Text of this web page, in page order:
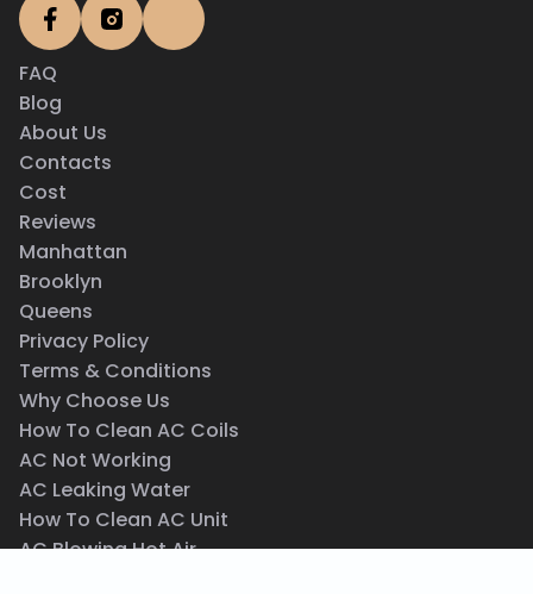
FAQ
Blog
About Us
Contacts
Cost
Reviews
Manhattan
Brooklyn
Queens
Privacy Policy
Terms & Conditions
Why Choose Us
How To Clean AC Coils
AC Not Working
AC Leaking Water
How To Clean AC Unit
AC Blowing Hot Air